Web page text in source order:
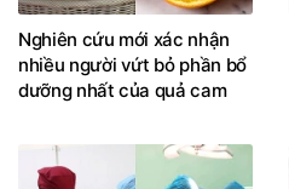
Nghiên cứu mới xác nhận
nhiều người vứt bỏ phần bổ
dưỡng nhất của quả cam